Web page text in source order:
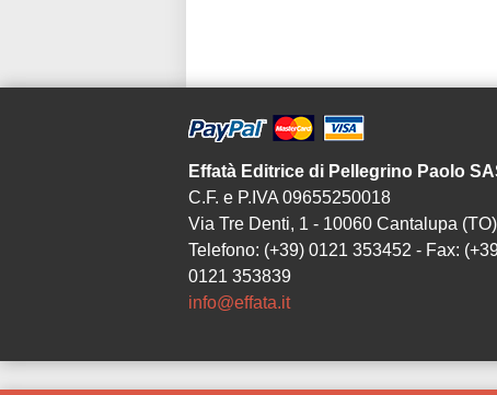
Effatà Editrice di Pellegrino Paolo
C.F. e P.IVA 09655250018
Via Tre Denti, 1 - 10060 Cantalupa (TO)
Telefono: (+39) 0121 353452 - Fax:
0121 353839
info@effata.it